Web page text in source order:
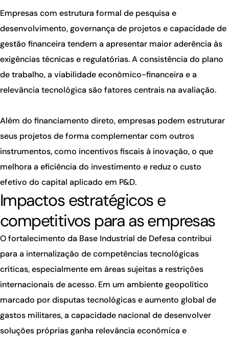
Empresas com estrutura formal de pesquisa e
desenvolvimento, governança de projetos e capacidade de
gestão financeira tendem a apresentar maior aderência às
exigências técnicas e regulatórias. A consistência do plano
de trabalho, a viabilidade econômico-financeira e a
relevância tecnológica são fatores centrais na avaliação.
Além do financiamento direto, empresas podem estruturar
seus projetos de forma complementar com outros
instrumentos, como incentivos fiscais à inovação, o que
melhora a eficiência do investimento e reduz o custo
efetivo do capital aplicado em P&D.
Impactos estratégicos e
competitivos para as empresas
O fortalecimento da Base Industrial de Defesa contribui
para a internalização de competências tecnológicas
críticas, especialmente em áreas sujeitas a restrições
internacionais de acesso. Em um ambiente geopolítico
marcado por disputas tecnológicas e aumento global de
gastos militares, a capacidade nacional de desenvolver
soluções próprias ganha relevância econômica e